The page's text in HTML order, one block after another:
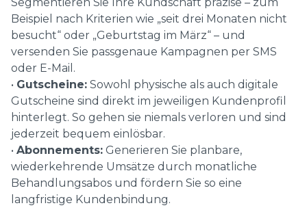
Beispiel nach Kriterien wie „seit drei Monaten nicht
besucht“ oder „Geburtstag im März“ – und
versenden Sie passgenaue Kampagnen per SMS
oder E-Mail.
• Gutscheine: Sowohl physische als auch digitale
Gutscheine sind direkt im jeweiligen Kundenprofil
hinterlegt. So gehen sie niemals verloren und sind
jederzeit bequem einlösbar.
• Abonnements: Generieren Sie planbare,
wiederkehrende Umsätze durch monatliche
Behandlungsabos und fördern Sie so eine
langfristige Kundenbindung.